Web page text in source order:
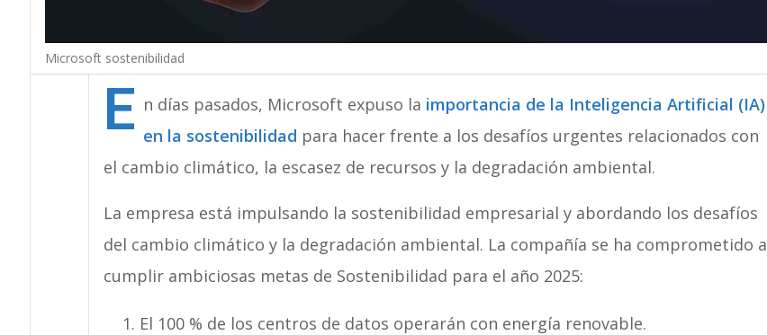
Microsoft sostenibilidad
E n días pasados, Microsoft expuso la importancia de la Inteligencia Artificial (IA)
en la sostenibilidad para hacer frente a los desafíos urgentes relacionados con
el cambio climático, la escasez de recursos y la degradación ambiental.
La empresa está impulsando la sostenibilidad empresarial y abordando los desafíos
del cambio climático y la degradación ambiental. La compañía se ha comprometido a
cumplir ambiciosas metas de Sostenibilidad para el año 2025:
El 100 % de los centros de datos operarán con energía renovable.
Impacto ECO